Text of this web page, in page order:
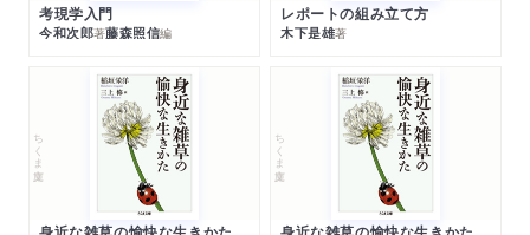
考現学入門
今和次郎著藤森照信編
レポートの組み立て方
木下是雄著
ちくま文庫 ちくま文庫